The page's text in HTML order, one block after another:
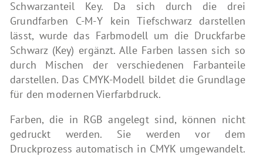
Schwarzanteil Key. Da sich durch die drei
Grundfarben C-M-Y kein Tiefschwarz darstellen
lässt, wurde das Farbmodell um die Druckfarbe
Schwarz (Key) ergänzt. Alle Farben lassen sich so
durch Mischen der verschiedenen Farbanteile
darstellen. Das CMYK-Modell bildet die Grundlage
für den modernen Vierfarbdruck.
Farben, die in RGB angelegt sind, können nicht
gedruckt werden. Sie werden vor dem
Druckprozess automatisch in CMYK umgewandelt.